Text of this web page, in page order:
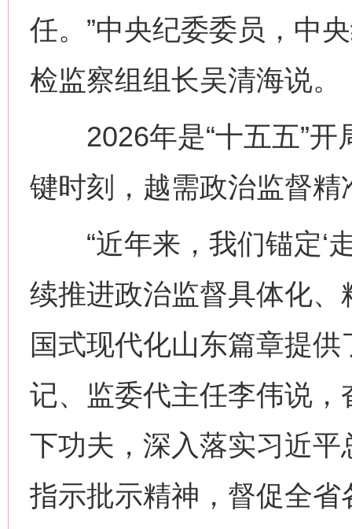
任。”中央纪委委员，中
检监察组组长吴清海说。
2026年是“十五五”开
键时刻，越需政治监督
“近年来，我们锚定‘走
续推进政治监督具体化
国式现代化山东篇章提
记、监委代主任李伟说，
下功夫，深入落实习近
指示批示精神，督促全